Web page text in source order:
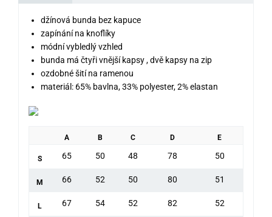
džínová bunda bez kapuce
zapínání na knoflíky
módní vybledlý vzhled
bunda má čtyři vnější kapsy , dvě kapsy na zip
ozdobné šití na ramenou
materiál: 65% bavlna, 33% polyester, 2% elastan
A B C D E
S 65 50 48 78 50
M 66 52 50 80 51
L 67 54 52 82 52